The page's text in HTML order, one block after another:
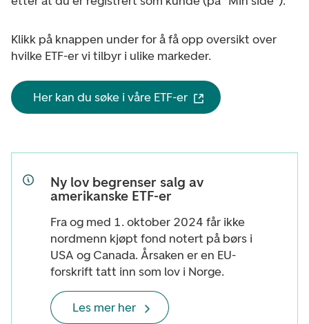
Klikk på knappen under for å få opp oversikt over
hvilke ETF-er vi tilbyr i ulike markeder.
Her kan du søke i våre ETF-er
Ny lov begrenser salg av
amerikanske ETF-er
Fra og med 1. oktober 2024 får ikke
nordmenn kjøpt fond notert på børs i
USA og Canada. Årsaken er en EU-
forskrift tatt inn som lov i Norge.
Les mer her